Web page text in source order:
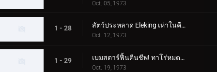
Oct. 05, 1973
1 - 28 สัตว์ประหลาด Eleking เห่าในคืนพระจันทร์เต็มดวง!
Oct. 12, 1973
1 - 29 เบมสตาร์ฟื้นคืนชีพ! ทาโร่หมดอายุแน่นอน!
Oct. 19, 1973